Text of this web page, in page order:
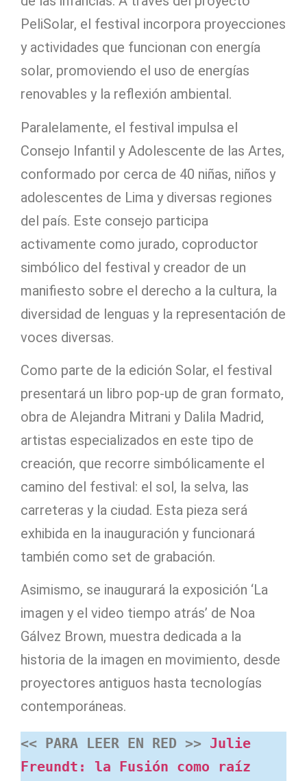
PeliSolar, el festival incorpora proyecciones
y actividades que funcionan con energía
solar, promoviendo el uso de energías
renovables y la reflexión ambiental.
Paralelamente, el festival impulsa el
Consejo Infantil y Adolescente de las Artes,
conformado por cerca de 40 niñas, niños y
adolescentes de Lima y diversas regiones
del país. Este consejo participa
activamente como jurado, coproductor
simbólico del festival y creador de un
manifiesto sobre el derecho a la cultura, la
diversidad de lenguas y la representación de
voces diversas.
Como parte de la edición Solar, el festival
presentará un libro pop-up de gran formato,
obra de Alejandra Mitrani y Dalila Madrid,
artistas especializados en este tipo de
creación, que recorre simbólicamente el
camino del festival: el sol, la selva, las
carreteras y la ciudad. Esta pieza será
exhibida en la inauguración y funcionará
también como set de grabación.
Asimismo, se inaugurará la exposición ‘La
imagen y el video tiempo atrás’ de Noa
Gálvez Brown, muestra dedicada a la
historia de la imagen en movimiento, desde
proyectores antiguos hasta tecnologías
contemporáneas.
<< PARA LEER EN RED >> Julie
Freundt: la Fusión como raíz